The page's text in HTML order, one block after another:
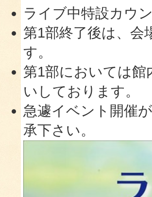
ライブ中特設カウ
第1部終了後は、会
す。
第1部においては館
いしております。
急遽イベント開催
承下さい。